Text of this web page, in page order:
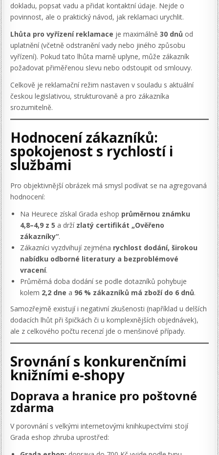
dokladu, popsat vadu a přidat kontaktní údaje. Nejde o
povinnost, ale o praktický návod, jak reklamaci urychlit.
Lhůta pro vyřízení reklamace je maximálně30 dnů od
uplatnění (včetně odstranění vady nebo jiného způsobu
vyřízení). Pokud tato lhůta marně uplyne, může zákazník
požadovat přiměřenou slevu nebo odstoupit od smlouvy.
Celkově je reklamační režim nastaven v souladu s aktuální
českou legislativou, strukturovaně a pro zákazníka
srozumitelně.
Hodnocení zákazníků:
spokojenost s rychlostí i
službami
Pro objektivnější obrázek má smysl podívat se na agregovaná
hodnocení:
Na Heurece získal Grada eshop průměrnou známku
4,8–4,9 z 5 a drží zlatý certifikát „Ověřeno
zákazníky“.
Zákazníci vyzdvihují zejména rychlost dodání, širokou
nabídku odborné literatury a bezproblémové
vracení.
Průměrná doba dodání se podle dotazníků pohybuje
kolem 2,2 dne a 96 % zákazníků má zboží do 6 dnů.
Samozřejmě existují i negativní zkušenosti (například u delších
dodacích lhůt při špičkách či u komplexnějších objednávek),
ale z celkového počtu recenzí jde o menšinové případy.
Srovnání s konkurenčními
knižními e-shopy
Doprava a hranice pro poštovné
zdarma
V porovnání s velkými internetovými knihkupectvími stojí
Grada eshop zhruba uprostřed: